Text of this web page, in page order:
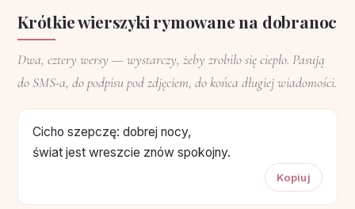
Krótkie wierszyki rymowane na dobranoc
Dwa, cztery wersy — wystarczy, żeby zrobiło się ciepło. Pasują
do SMS-a, do podpisu pod zdjęciem, do końca długiej wiadomości.
Cicho szepczę: dobrej nocy,
świat jest wreszcie znów spokojny.
Kopiuj